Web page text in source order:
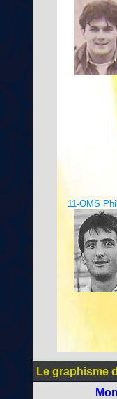
11-OMS
Le graphisme